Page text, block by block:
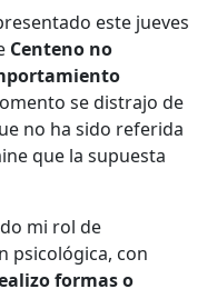
este jueves
Centeno no
se distrajo de
no ha sido referida
que la supuesta
mi rol de
psicológica, con
formas o